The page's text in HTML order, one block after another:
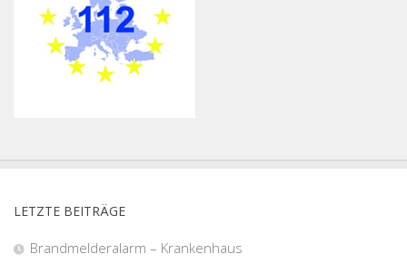
LETZTE BEITRÄGE
Brandmelderalarm – Krankenhaus